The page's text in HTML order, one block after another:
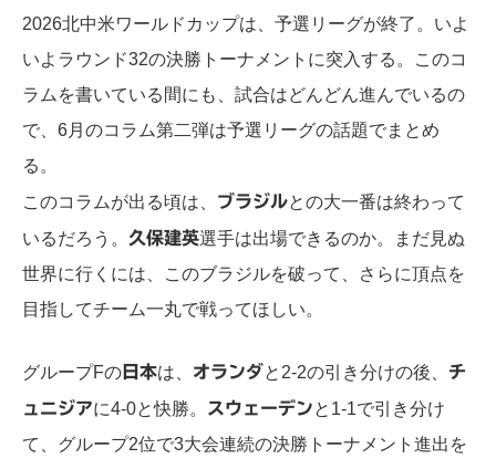
2026北中米ワールドカップは、予選リーグが終了。いよ
いよラウンド32の決勝トーナメントに突入する。このコ
ラムを書いている間にも、試合はどんどん進んでいるの
で、6月のコラム第二弾は予選リーグの話題でまとめ
る。
このコラムが出る頃は、 ブラジルとの大一番は終わって
いるだろう。 久保建英選手は出場できるのか。まだ見ぬ
世界に行くには、このブラジルを破って、さらに頂点を
目指してチーム一丸で戦ってほしい。
グループFの 日本は、 オランダと2-2の引き分けの後、 チ
ュニジアに4-0と快勝。 スウェーデンと1-1で引き分け
て、グループ2位で3大会連続の決勝トーナメント進出を